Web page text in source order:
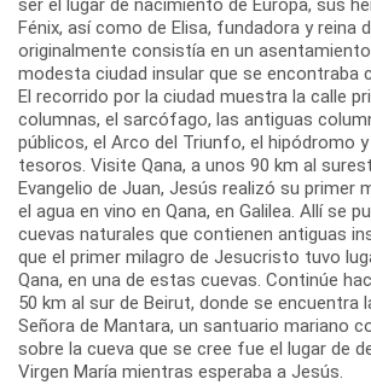
ser el lugar de nacimiento de Europa, sus
Fénix, así como de Elisa, fundadora y reina
originalmente consistía en un
modesta ciudad insular que se encontraba
El recorrido por la ciudad muestra la calle
columnas, el sarcófago, las antiguas
públicos, el Arco del Triunfo, el hipódromo
tesoros. Visite Qana, a unos 90 km al
Evangelio de Juan, Jesús realizó su primer
el agua en vino en Qana, en Galilea. Allí se
cuevas naturales que contienen antiguas
que el primer milagro de Jesucristo tuvo
Qana, en una de estas cuevas. Continúe
50 km al sur de Beirut, donde se encuentra
Señora de Mantara, un santuario mariano
sobre la cueva que se cree fue el lugar de
Virgen María mientras esperaba a Jesús.